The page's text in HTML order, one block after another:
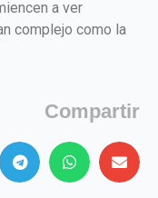
a ver
complejo como la
Compartir